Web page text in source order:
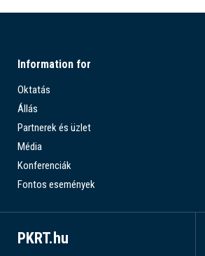
Information for
Oktatás
Állás
Partnerek és üzlet
Média
Konferenciák
Fontos események
PKRT.hu